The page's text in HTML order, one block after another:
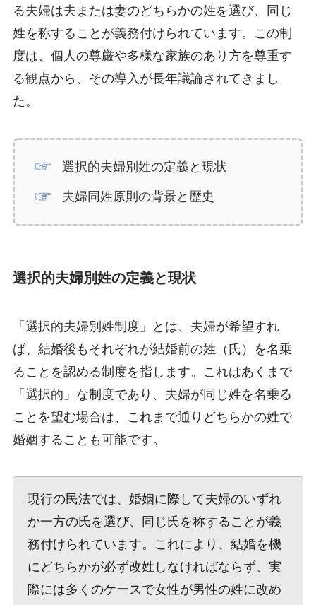
る夫婦は夫または妻のどちらかの姓を選び、同じ
姓を称することが義務付けられています。この制
度は、個人の尊厳や多様な家族のあり方を尊重す
る観点から、その導入が長年議論されてきまし
た。
選択的夫婦別姓の定義と現状
夫婦同姓原則の背景と歴史
選択的夫婦別姓の定義と現状
「選択的夫婦別姓制度」とは、夫婦が希望すれ
ば、結婚後もそれぞれが結婚前の姓（氏）を名乗
ることを認める制度を指します。これはあくまで
「選択的」な制度であり、夫婦が同じ姓を名乗る
ことを望む場合は、これまで通りどちらかの姓で
婚姻することも可能です。
現行の民法では、婚姻に際して夫婦のいずれ
か一方の氏を選び、同じ氏を称することが義
務付けられています。これにより、結婚を機
にどちらかが必ず改姓しなければならず、実
際には多くのケースで女性が男性の姓に改め